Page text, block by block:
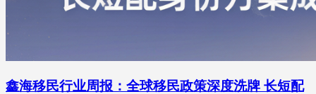
鑫海移民行业周报：全球移民政策深度洗牌 长短配